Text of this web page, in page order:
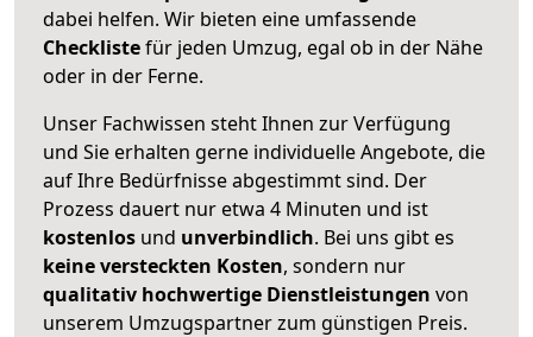
dabei helfen. Wir bieten eine umfassende
Checklistefür jeden Umzug, egal ob in der Nähe
oder in der Ferne.
Unser Fachwissen steht Ihnen zur Verfügung
und Sie erhalten gerne individuelle Angebote, die
auf Ihre Bedürfnisse abgestimmt sind. Der
Prozess dauert nur etwa 4 Minuten und ist
kostenlos und unverbindlich. Bei uns gibt es
keine versteckten Kosten, sondern nur
qualitativ hochwertige Dienstleistungen von
unserem Umzugspartner zum günstigen Preis.